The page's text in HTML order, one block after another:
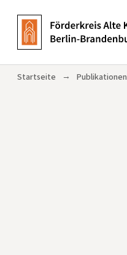
Startseite → Publikationen